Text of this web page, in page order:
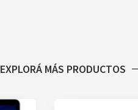
EXPLORÁ MÁS PRODUCTOS